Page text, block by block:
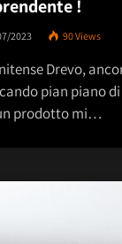
!
2023 90Views
Drevo,
pian piano
prodotto mi…